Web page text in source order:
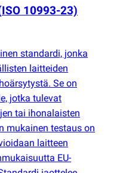
ISO 10993-23)
standardi, jonka
laitteiden
Se on
jotka tulevat
tai ihonalaisten
mukainen testaus on
laitteen
EU-